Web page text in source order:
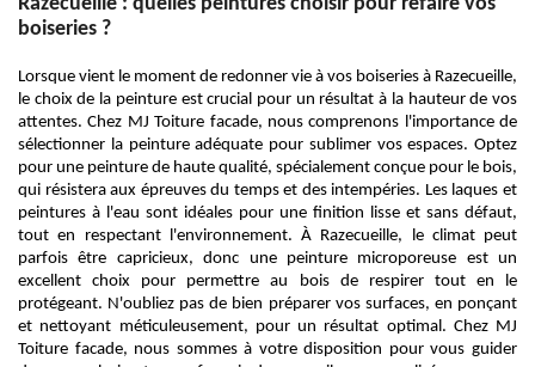
boiseries ?
Lorsque vient le moment de redonner vie à vos boiseries à Razecueille,
le choix de la peinture est crucial pour un résultat à la hauteur de vos
attentes. Chez MJ Toiture facade, nous comprenons l'importance de
sélectionner la peinture adéquate pour sublimer vos espaces. Optez
pour une peinture de haute qualité, spécialement conçue pour le bois,
qui résistera aux épreuves du temps et des intempéries. Les laques et
peintures à l'eau sont idéales pour une finition lisse et sans défaut,
tout en respectant l'environnement. À Razecueille, le climat peut
parfois être capricieux, donc une peinture microporeuse est un
excellent choix pour permettre au bois de respirer tout en le
protégeant. N'oubliez pas de bien préparer vos surfaces, en ponçant
et nettoyant méticuleusement, pour un résultat optimal. Chez MJ
Toiture facade, nous sommes à votre disposition pour vous guider